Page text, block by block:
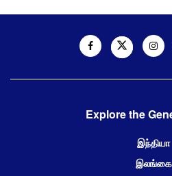
Explore the
இந்தியா
இலங்கை